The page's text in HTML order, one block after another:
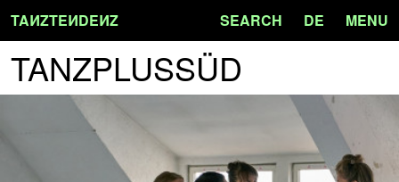
TANZTENDENZ SEARCH DE MENU
TANZPLUSSÜD